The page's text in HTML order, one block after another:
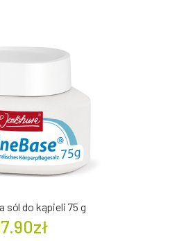
sól do kąpieli 75 g